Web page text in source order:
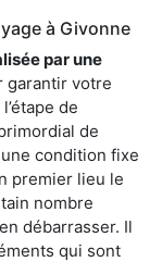
à Givonne
par une
garantir votre
de
de
une condition fixe
premier lieu le
nombre
débarrasser. Il
qui sont